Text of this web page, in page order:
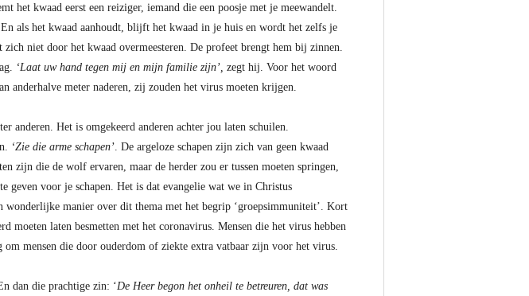
het kwaad eerst een reiziger, iemand die een poosje met je meewandelt.
als het kwaad aanhoudt, blijft het kwaad in je huis en wordt het zelfs je
niet door het kwaad overmeesteren. De profeet brengt hem bij zinnen.
‘Laat uw hand tegen mij en mijn familie zijn’, zegt hij. Voor het woord
anderhalve meter naderen, zij zouden het virus moeten krijgen.
anderen. Het is omgekeerd anderen achter jou laten schuilen.
‘Zie die arme schapen’. De argeloze schapen zijn zich van geen kwaad
zijn die de wolf ervaren, maar de herder zou er tussen moeten springen,
geven voor je schapen. Het is dat evangelie wat we in Christus
manier over dit thema met het begrip ‘groepsimmuniteit’. Kort
moeten laten besmetten met het coronavirus. Mensen die het virus hebben
om mensen die door ouderdom of ziekte extra vatbaar zijn voor het virus.
dan die prachtige zin: ‘De Heer begon het onheil te betreuren, dat was